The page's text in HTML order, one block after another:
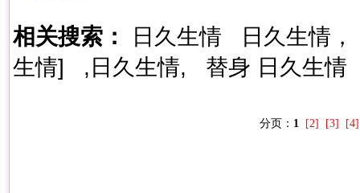
相关搜索： 日久生情
日久生情，
生情]
,日久生情, 替身 日久生情
分页： 1 [2] [3] [4]